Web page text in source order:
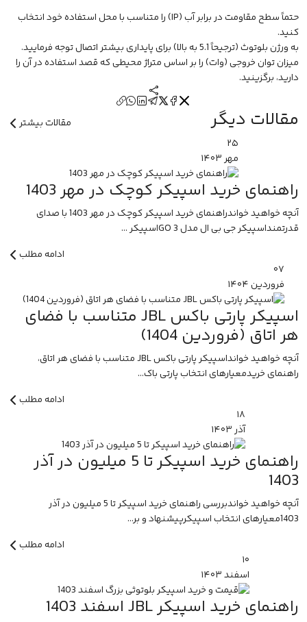
حتماً سطح مقاومت در برابر آب (IP) را متناسب با محل استفاده خود انتخاب
کنید.
به ورژن بلوتوث (ترجیحاً 5.1 به بالا) برای پایداری بیشتر اتصال توجه فرمایید.
میزان توان خروجی (وات) را بر اساس متراژ محیطی که قصد استفاده در آن را
دارید، برگزینید.
مقالات دیگر
مقالات بیشتر
۲۵
مهر۱۴۰۳
راهنمای خرید اسپیکر کوچک در مهر 1403
آنچه خواهید خواندراهنمای خرید اسپیکر کوچک در مهر 1403 با صدای
قدرتمنداسپیکر جی بی ال مدل GO 3اسپیکر ...
ادامه مطلب
۰۷
فروردین۱۴۰۴
اسپیکر پارتی باکس JBL متناسب با فضای
هر اتاق (فروردین 1404)
آنچه خواهید خوانداسپیکر پارتی باکس JBL متناسب با فضای هر اتاق،
راهنمای خریدمعیارهای انتخاب پارتی باک...
ادامه مطلب
۱۸
آذر۱۴۰۳
راهنمای خرید اسپیکر تا 5 میلیون در آذر
1403
آنچه خواهید خواندبررسی راهنمای خرید اسپیکر تا 5 میلیون در آذر
1403معیارهای انتخاب اسپیکرپیشنهاد و بر...
ادامه مطلب
۱۰
اسفند۱۴۰۳
راهنمای خرید اسپیکر JBL اسفند 1403